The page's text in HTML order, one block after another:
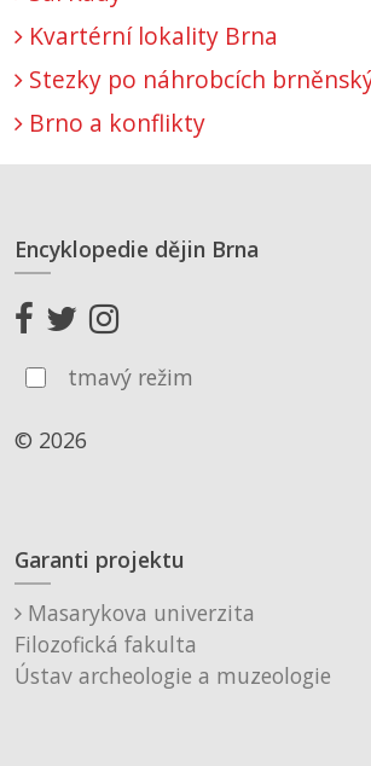
Kvartérní lokality Brna
Stezky po náhrobcích
Brno a konflikty
Encyklopedie dějin Brna
tmavý režim
© 2026
Garanti projektu
Masarykova univerzita
Filozofická fakulta
Ústav archeologie a muzeologie